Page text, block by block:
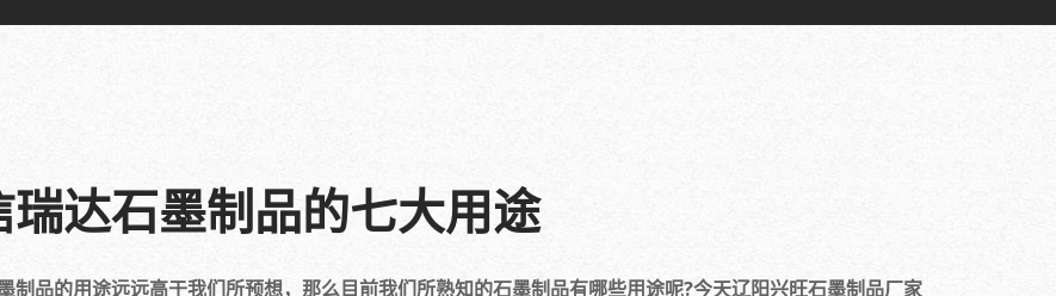
瑞达石墨制品的七大用途
品的用途远远高于我们所预想，那么目前我们所熟知的石墨制品有哪些用途呢?今天辽阳兴旺石墨制品厂家